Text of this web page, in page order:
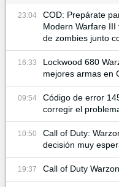
23:04
COD: Prepárate
Modern Warfare
de zombies junto
16:33
Lockwood 680
mejores armas en
09:54
Código de error
corregir el
10:50
Call of Duty:
decisión muy
19:37 Call of Duty